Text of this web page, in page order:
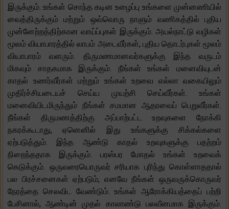
இருக்கும். உங்கள் சொந்த கடின உழைப்பு உங்களை முன்னணியில்
வைத்திருக்கும் மற்றும் ஒவ்வொரு நாளும் வணிகத்தில் புதிய
முன்னேற்றத்திற்கான வாய்ப்புகள் இருக்கும். அயல்நாட்டு வழிகள்
மூலம் வியாபாரத்தில் லாபம் அடைவீர்கள், புதிய தொடர்புகள் மூலம்
வியாபாரம் வளரும். திருமணமானவர்களுக்கு இந்த வருடம்
மிகவும் சாதகமாக இருக்கும். நீங்கள் உங்கள் மனைவியுடன்
காதல் உணர்வீர்கள் மற்றும் உங்கள் உறவை எல்லா வகையிலும்
முதிர்ச்சியடையச் செய்ய முயற்சி செய்வீர்கள். உங்கள்
மனைவியிடமிருந்தும் நீங்கள் சமமான ஆதரவைப் பெறுவீர்கள்.
நீங்கள் திருமணத்திற்கு அப்பாற்பட்ட உறவுகளை நோக்கி
நகரக்கூடாது, ஏனெனில் இது உங்களுக்கு சிக்கல்களை
ஏற்படுத்தும். இந்த ஆண்டு காதல் உறவுகளுக்கு பதற்றம்
நிறைந்ததாக இருக்கும். பரஸ்பர மோதல் உங்கள் உறவைக்
கெடுக்கும். ஒருவரையொருவர் சரியாக புரிந்து கொள்ளாததால்
பல பிரச்சனைகள் ஏற்படும், எனவே நீங்கள் ஒருவருக்கொருவர்
நேரத்தை செலவிட வேண்டும். உங்கள் ஆரோக்கியத்தைப் பற்றி
பேசினால், ஆண்டின் முதல் காலாண்டு பலவீனமாக இருக்கும்.